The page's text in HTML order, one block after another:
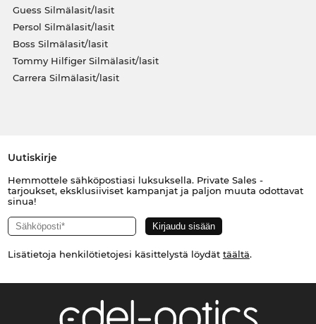
Guess Silmälasit/lasit
Persol Silmälasit/lasit
Boss Silmälasit/lasit
Tommy Hilfiger Silmälasit/lasit
Carrera Silmälasit/lasit
Uutiskirje
Hemmottele sähköpostiasi luksuksella. Private Sales -
tarjoukset, eksklusiiviset kampanjat ja paljon muuta odottavat
sinua!
Lisätietoja henkilötietojesi käsittelystä löydät täältä.